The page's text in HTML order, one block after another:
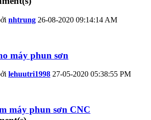
nhtrung 26-08-2020 09:14:14 AM
máy phun sơn
lehuutri1998 27-05-2020 05:38:55 PM
máy phun sơn CNC